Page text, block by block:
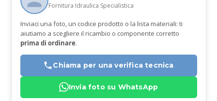
Fornitura Idraulica Specialistica
Inviaci una foto, un codice prodotto o la lista materiali: ti
aiutiamo a scegliere il ricambio o componente corretto
prima di ordinare.
Chiama per una verifica tecnica
Invia foto su WhatsApp